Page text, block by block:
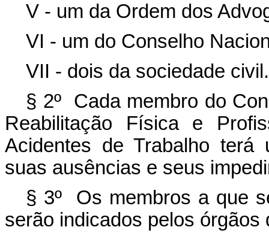
V - um da Ordem dos
VI - um do Conselho
VII - dois da sociedade civil.
§ 2º Cada membro do
Reabilitação Física e
Acidentes de Trabalho
suas ausências e seus
§ 3º Os membros a que
serão indicados pelos órgãos